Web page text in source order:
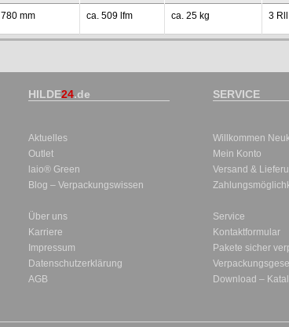
780 mm ca. 509 lfm ca. 25 kg 3
HILDE24.de
Aktuelles
Outlet
laio® Green
Blog – Verpackungswissen
Über uns
Karriere
Impressum
Datenschutzerklärung
AGB
SERVICE
Willkommen
Mein Konto
Versand &
Service
Kontaktformular
Pakete sicher
Download –